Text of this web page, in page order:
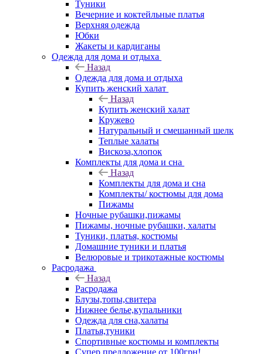
Туники
Вечерние и коктейльные платья
Верхняя одежда
Юбки
Жакеты и кардиганы
Одежда для дома и отдыха
Назад
Одежда для дома и отдыха
Купить женский халат
Назад
Купить женский халат
Кружево
Натуральный и смешанный шелк
Теплые халаты
Вискоза,хлопок
Комплекты для дома и сна
Назад
Комплекты для дома и сна
Комплекты/ костюмы для дома
Пижамы
Ночные рубашки,пижамы
Пижамы, ночные рубашки, халаты
Туники, платья, костюмы
Домашние туники и платья
Велюровые и трикотажные костюмы
Расродажа
Назад
Расродажа
Блузы,топы,свитера
Нижнее белье,купальники
Одежда для сна,халаты
Платья,туники
Спортивные костюмы и комплекты
Супер предложение от 100грн!